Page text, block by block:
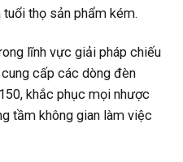
thọ sản phẩm kém.
lĩnh vực giải pháp chiếu
cấp các dòng đèn
khắc phục mọi nhược
tầm không gian làm việc